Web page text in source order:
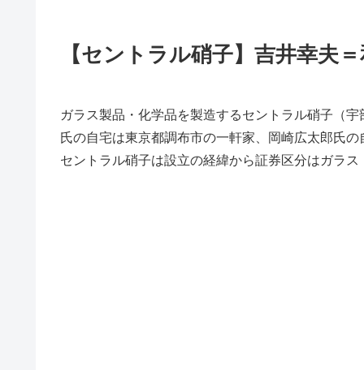
【セントラル硝子】吉井幸夫
ガラス製品・化学品を製造するセントラル硝子（
氏の自宅は東京都調布市の一軒家、岡崎広太郎氏
セントラル硝子は設立の経緯から証券区分はガラ